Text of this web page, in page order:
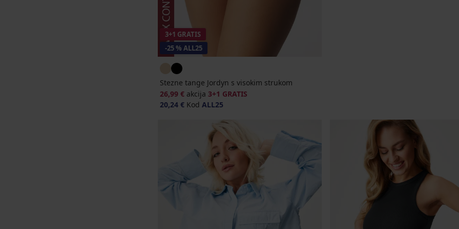
3+1 GRATIS
-25 % ALL25
Stezne tange Jordyn s visokim strukom
26,99 € akcija 3+1 GRATIS
20,24 € Kod ALL25